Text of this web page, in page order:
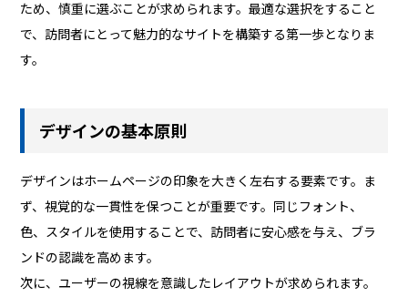
ため、慎重に選ぶことが求められます。最適な選択をすること
で、訪問者にとって魅力的なサイトを構築する第一歩となりま
す。
デザインの基本原則
デザインはホームページの印象を大きく左右する要素です。ま
ず、視覚的な一貫性を保つことが重要です。同じフォント、
色、スタイルを使用することで、訪問者に安心感を与え、ブラ
ンドの認識を高めます。
次に、ユーザーの視線を意識したレイアウトが求められます。